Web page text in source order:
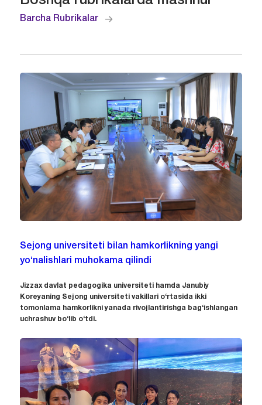
Barcha Rubrikalar
Sejong universiteti bilan hamkorlikning yangi
yo‘nalishlari muhokama qilindi
Jizzax davlat pedagogika universiteti hamda Janubiy
Koreyaning Sejong universiteti vakillari o‘rtasida ikki
tomonlama hamkorlikni yanada rivojlantirishga bag‘ishlangan
uchrashuv bo‘lib o‘tdi.